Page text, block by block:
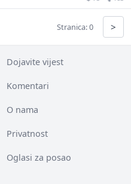
Stranica: 0 >
Dojavite vijest
Komentari
O nama
Privatnost
Oglasi za posao